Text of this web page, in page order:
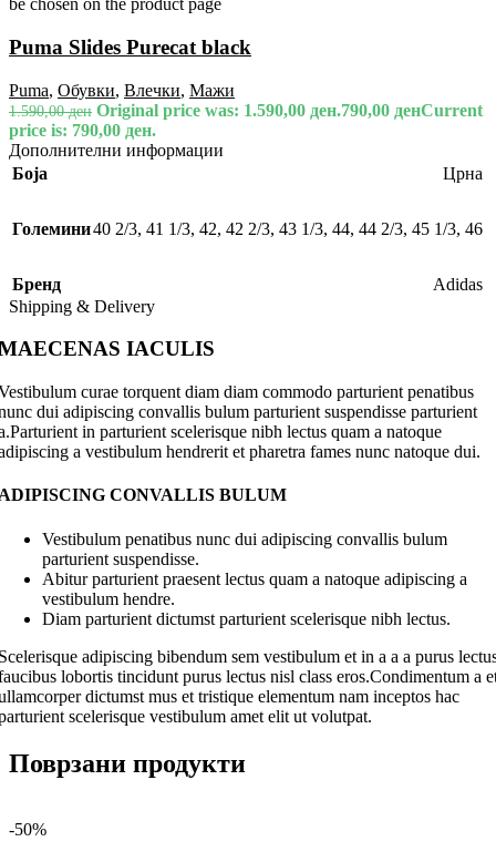
be chosen on the product page
Puma Slides Purecat black
Puma, Обувки, Влечки, Мажи
1.590,00ден Original price was: 1.590,00 ден.790,00 денCurrent
price is: 790,00 ден.
Дополнителни информации
Боја
Црна
Големини40 2/3, 41 1/3, 42, 42 2/3, 43 1/3, 44, 44 2/3, 45 1/3, 46
Бренд
Adidas
Shipping & Delivery
IACULIS
curae torquent diam diam commodo parturient penatibus
dui adipiscing convallis bulum parturient suspendisse parturient
in parturient scelerisque nibh lectus quam a natoque
a vestibulum hendrerit et pharetra fames nunc natoque dui.
CONVALLIS BULUM
Vestibulum penatibus nunc dui adipiscing convallis bulum
parturient suspendisse.
Abitur parturient praesent lectus quam a natoque adipiscing a
vestibulum hendre.
Diam parturient dictumst parturient scelerisque nibh lectus.
adipiscing bibendum sem vestibulum et in a a a purus
lobortis tincidunt purus lectus nisl class eros.Condimentum a
dictumst mus et tristique elementum nam inceptos hac
scelerisque vestibulum amet elit ut volutpat.
Поврзани продукти
-50%